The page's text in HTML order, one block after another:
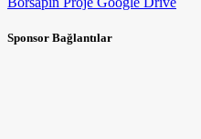
Sponsor Bağlantılar